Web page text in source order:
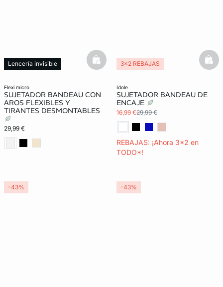
flexi micro
SUJETADOR BANDEAU CON
AROS FLEXIBLES Y
TIRANTES DESMONTABLES
29,99 €
Lencería invisible basketfull
idole
SUJETADOR BANDEAU DE
ENCAJE
16,99 €29,99 €
REBAJAS: ¡Ahora 3x2 en
TODO*!
3x2 REBAJAS
-43% -43%